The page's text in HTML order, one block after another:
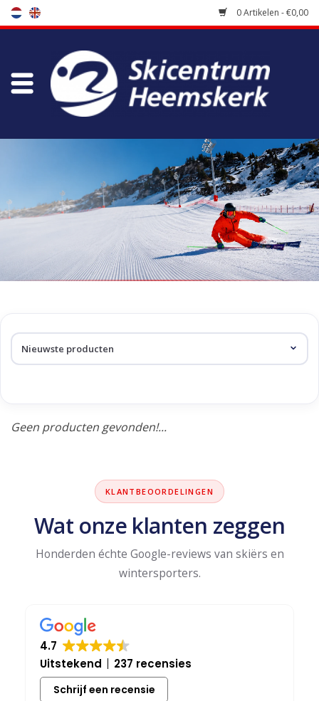
0 Artikelen - €0,00
Winkel
Onderhoud
Koopgidsen
Producten getagd met
S/Force
Geen producten gevonden!...
KLANTBEOORDELINGEN
Wat onze klanten zeggen
Honderden échte Google-reviews van skiërs en
wintersporters.
4.7
Uitstekend
237 recensies
Schrijf een recensie